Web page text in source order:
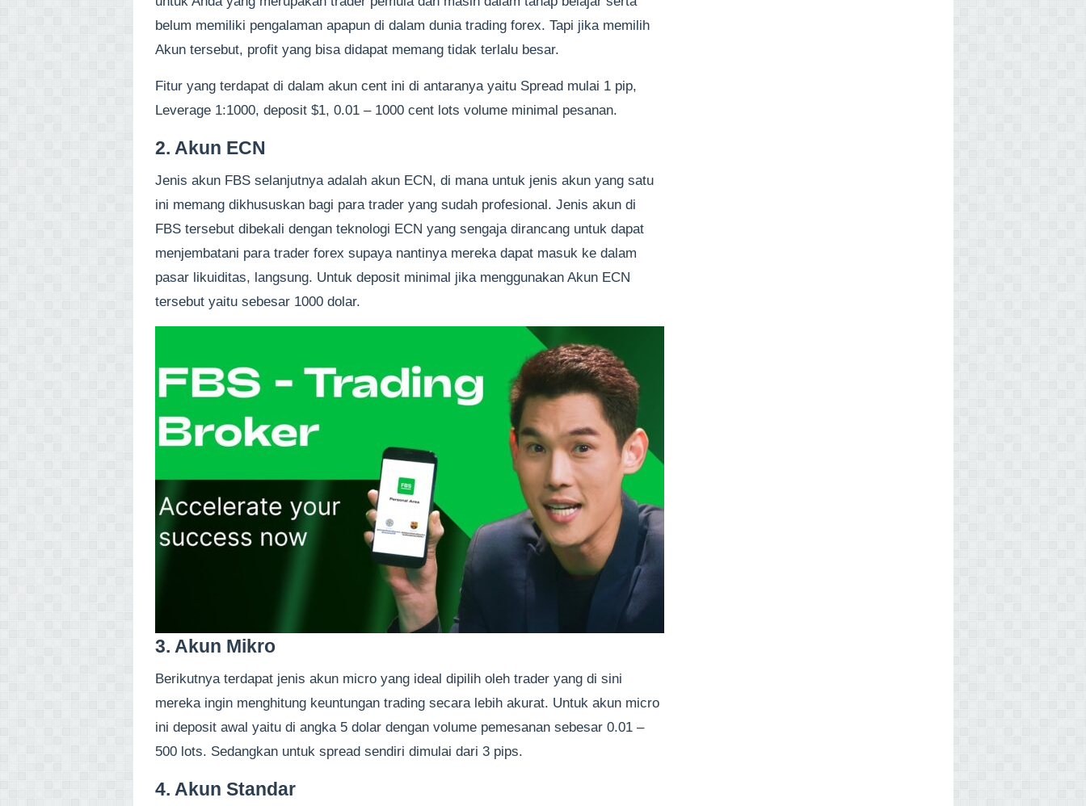
belum memiliki pengalaman apapun di dalam dunia trading forex. Tapi jika memilih
Akun tersebut, profit yang bisa didapat memang tidak terlalu besar.
Fitur yang terdapat di dalam akun cent ini di antaranya yaitu Spread mulai 1 pip,
Leverage 1:1000, deposit $1, 0.01 – 1000 cent lots volume minimal pesanan.
2. Akun ECN
Jenis akun FBS selanjutnya adalah akun ECN, di mana untuk jenis akun yang satu
ini memang dikhususkan bagi para trader yang sudah profesional. Jenis akun di
FBS tersebut dibekali dengan teknologi ECN yang sengaja dirancang untuk dapat
menjembatani para trader forex supaya nantinya mereka dapat masuk ke dalam
pasar likuiditas, langsung. Untuk deposit minimal jika menggunakan Akun ECN
tersebut yaitu sebesar 1000 dolar.
3. Akun Mikro
Berikutnya terdapat jenis akun micro yang ideal dipilih oleh trader yang di sini
mereka ingin menghitung keuntungan trading secara lebih akurat. Untuk akun micro
ini deposit awal yaitu di angka 5 dolar dengan volume pemesanan sebesar 0.01 –
500 lots. Sedangkan untuk spread sendiri dimulai dari 3 pips.
4. Akun Standar